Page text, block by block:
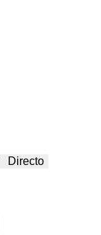
Directo